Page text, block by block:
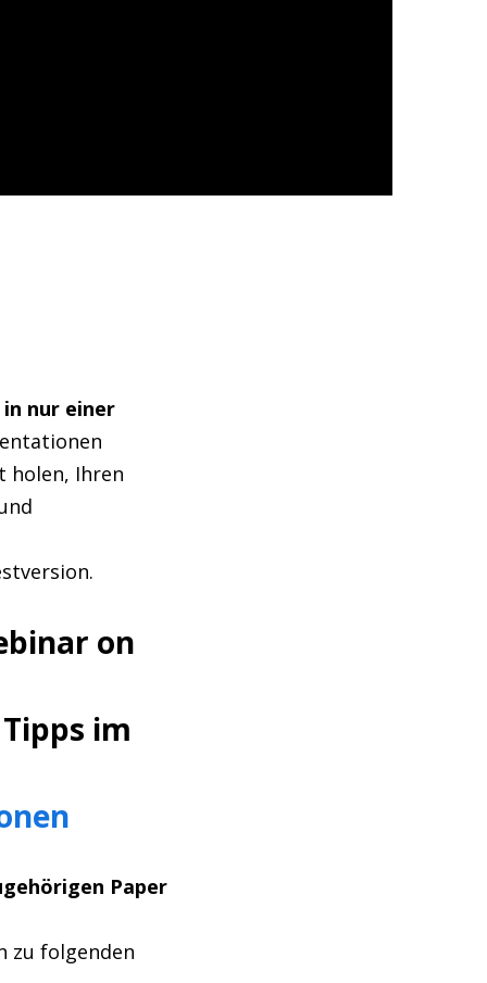
in nur einer
Ihren
on
im
Paper
zu folgenden